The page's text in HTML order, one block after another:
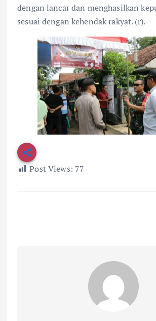
dengan lancar dan menghasilkan
sesuai dengan kehendak rakyat. (r).
Post Views: 77